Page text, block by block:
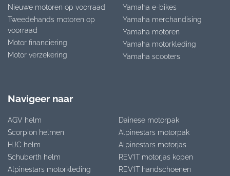
Nieuwe motoren op voorraad
Tweedehands motoren op
voorraad
Motor financiering
Motor verzekering
Yamaha e-bikes
Yamaha merchandising
Yamaha motoren
Yamaha motorkleding
Yamaha scooters
Navigeer naar
AGV helm
Scorpion helmen
HJC helm
Schuberth helm
Alpinestars motorkleding
Dainese motorpak
Alpinestars motorpak
Alpinestars motorjas
REV’IT motorjas kopen
REV’IT handschoenen